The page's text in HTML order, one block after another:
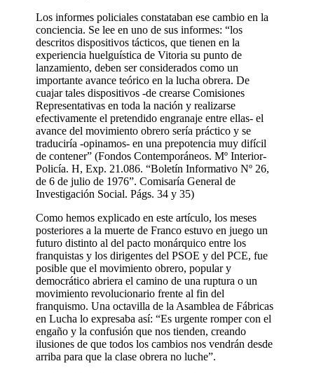
Los informes policiales constataban ese cambio en la
conciencia. Se lee en uno de sus informes: “los
descritos dispositivos tácticos, que tienen en la
experiencia huelguística de Vitoria su punto de
lanzamiento, deben ser considerados como un
importante avance teórico en la lucha obrera. De
cuajar tales dispositivos -de crearse Comisiones
Representativas en toda la nación y realizarse
efectivamente el pretendido engranaje entre ellas- el
avance del movimiento obrero sería práctico y se
traduciría -opinamos- en una prepotencia muy difícil
de contener” (Fondos Contemporáneos. Mº Interior-
Policía. H, Exp. 21.086. “Boletín Informativo Nº 26,
de 6 de julio de 1976”. Comisaría General de
Investigación Social. Págs. 34 y 35)
Como hemos explicado en este artículo, los meses
posteriores a la muerte de Franco estuvo en juego un
futuro distinto al del pacto monárquico entre los
franquistas y los dirigentes del PSOE y del PCE, fue
posible que el movimiento obrero, popular y
democrático abriera el camino de una ruptura o un
movimiento revolucionario frente al fin del
franquismo. Una octavilla de la Asamblea de Fábricas
en Lucha lo expresaba así: “Es urgente romper con el
engaño y la confusión que nos tienden, creando
ilusiones de que todos los cambios nos vendrán desde
arriba para que la clase obrera no luche”.